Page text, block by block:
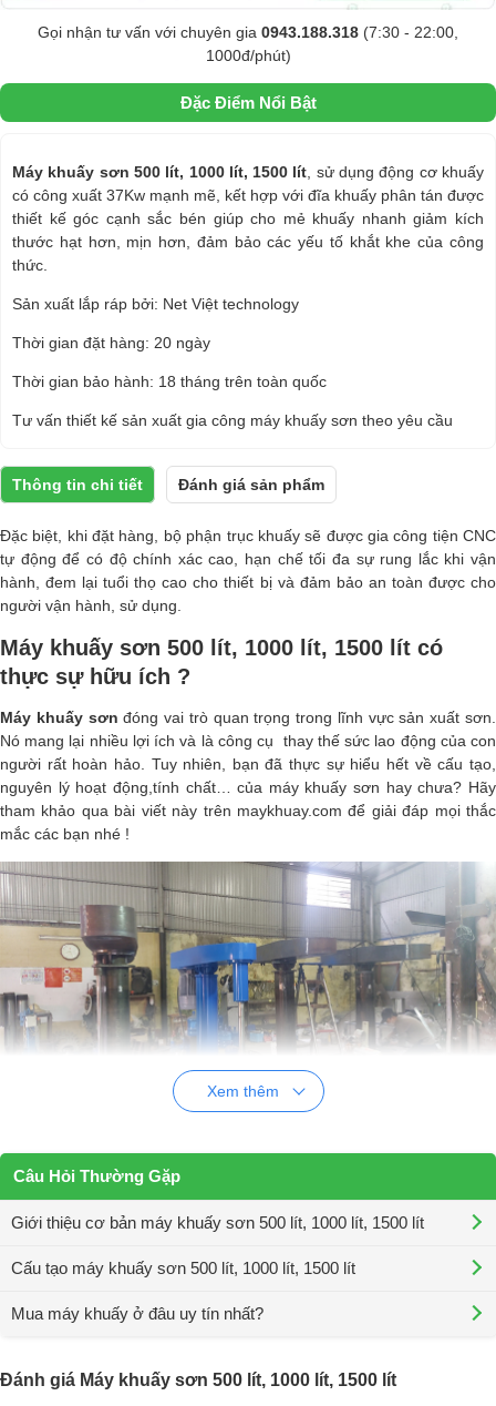
Gọi nhận tư vấn với chuyên gia 0943.188.318 (7:30 - 22:00,
1000đ/phút)
Đặc Điểm Nổi Bật
Máy khuấy sơn 500 lít, 1000 lít, 1500 lít , sử dụng động cơ khuấy
có công xuất 37Kw mạnh mẽ, kết hợp với đĩa khuấy phân tán được
thiết kế góc cạnh sắc bén giúp cho mẻ khuấy nhanh giảm kích
thước hạt hơn, mịn hơn, đảm bảo các yếu tố khắt khe của công
thức.
Sản xuất lắp ráp bởi: Net Việt technology
Thời gian đặt hàng: 20 ngày
Thời gian bảo hành: 18 tháng trên toàn quốc
Tư vấn thiết kế sản xuất gia công máy khuấy sơn theo yêu cầu
Thông tin chi tiết Đánh giá sản phẩm
Đặc biệt, khi đặt hàng, bộ phận trục khuấy sẽ được gia công tiện CNC
tự động để có độ chính xác cao, hạn chế tối đa sự rung lắc khi vận
hành, đem lại tuổi thọ cao cho thiết bị và đảm bảo an toàn được cho
người vận hành, sử dụng.
Máy khuấy sơn 500 lít, 1000 lít, 1500 lít có
thực sự hữu ích ?
Máy khuấy sơn đóng vai trò quan trọng trong lĩnh vực sản xuất sơn.
Nó mang lại nhiều lợi ích và là công cụ thay thế sức lao động của con
người rất hoàn hảo. Tuy nhiên, bạn đã thực sự hiểu hết về cấu tạo,
nguyên lý hoạt động,tính chất… của máy khuấy sơn hay chưa? Hãy
tham khảo qua bài viết này trên maykhuay.com để giải đáp mọi thắc
mắc các bạn nhé !
lít, 1500 lít
công suất 37Kw vô cùng mạnh mẽ, kết hợp với đĩa khuấy phân tán
được thiết kế góc cạnh sắc bén giúp cho mẻ khuấy nhanh giảm kích
thước hạt, đảm bảo các yếu tố khắt khe của công thức. Cùng với
cấu nâng hạ tự động bằng bơm nguồn thủy lực, ti ben lớn và lắp bộ
công tắc hành trình chuyên nghiệp nên làm cho quá trình thực hiện
Xem thêm
Câu Hỏi Thường Gặp
Giới thiệu cơ bản máy khuấy sơn 500 lít, 1000 lít, 1500 lít
Cấu tạo máy khuấy sơn 500 lít, 1000 lít, 1500 lít
Mua máy khuấy ở đâu uy tín nhất?
Đánh giá Máy khuấy sơn 500 lít, 1000 lít, 1500 lít